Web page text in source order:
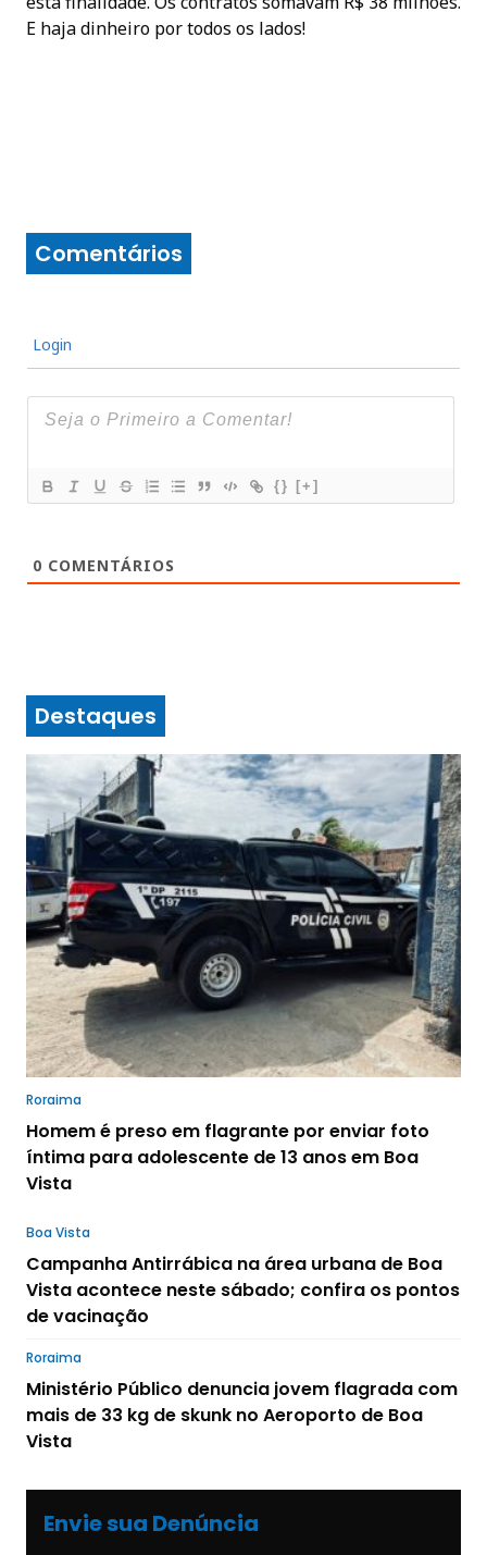
E haja dinheiro por todos os lados!
Comentários
Login
{} [+]
0 COMENTÁRIOS
Destaques
Roraima
Homem é preso em flagrante por enviar foto
íntima para adolescente de 13 anos em Boa
Vista
Boa Vista
Campanha Antirrábica na área urbana de Boa
Vista acontece neste sábado; confira os pontos
de vacinação
Roraima
Ministério Público denuncia jovem flagrada com
mais de 33 kg de skunk no Aeroporto de Boa
Vista
Envie sua Denúncia